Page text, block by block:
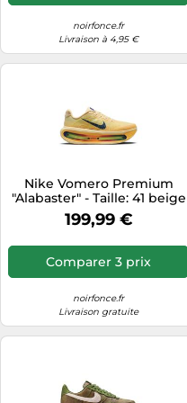
noirfonce.fr
Livraison à 4,95 €
Nike Vomero Premium
"Alabaster" - Taille: 41 beige
199,99 €
Comparer 3 prix
noirfonce.fr
Livraison gratuite